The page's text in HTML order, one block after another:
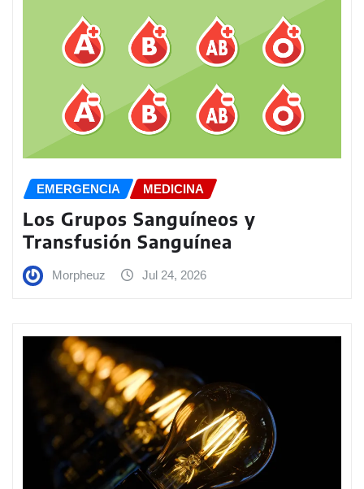
EMERGENCIA MEDICINA
Los Grupos Sanguíneos y
Transfusión Sanguínea
Morpheuz Jul 24, 2026